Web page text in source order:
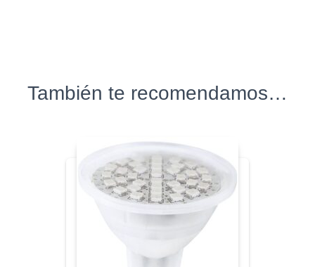
También te recomendamos…